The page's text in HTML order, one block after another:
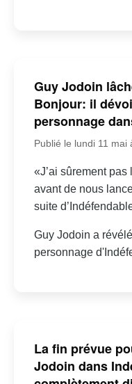
Guy Jodoin
Bonjour: il
personnage
Publié le lundi 11 mai
«J’ai sûrement pas
avant de nous
suite
Guy Jodoin a
personnage
La fin prévue
Jodoin dans